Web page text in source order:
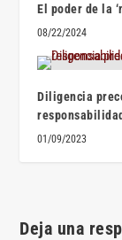
El poder de la
08/22/2024
Diligencia
01/09/2023
Deja una